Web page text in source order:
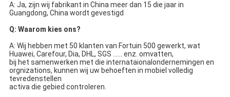
A: Ja, zijn wij fabrikant in China meer dan 15 die jaar in
Guangdong, China wordt gevestigd
Q: Waarom kies ons?
A: Wij hebben met 50 klanten van Fortuin 500 gewerkt, wat
Huawei, Carefour, Dia, DHL, SGS ...... enz. omvatten,
bij het samenwerken met die internataionalondernemingen en
orgnizations, kunnen wij uw behoeften in mobiel volledig
tevredenstellen
activa die gebied controleren.